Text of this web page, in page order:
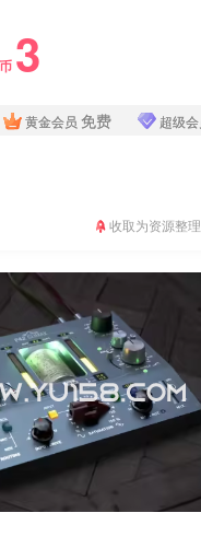
3
黄金会员 免费 超级
收取为资源整